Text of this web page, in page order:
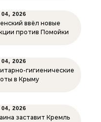
2026
ввёл новые
против Помойки
2026
гигиенические
в Крыму
2026
заставит Кремль